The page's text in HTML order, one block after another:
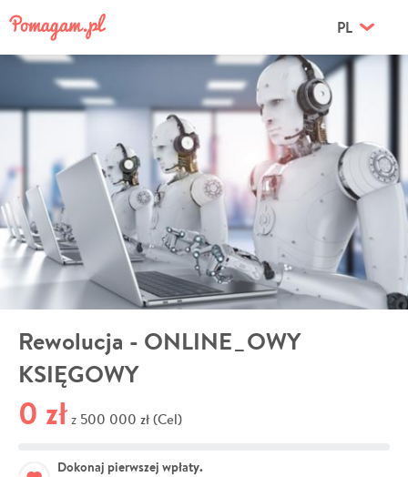
PL
Rewolucja - ONLINE_OWY
KSIĘGOWY
0 zł z 500 000 zł (Cel)
Dokonaj pierwszej wpłaty.